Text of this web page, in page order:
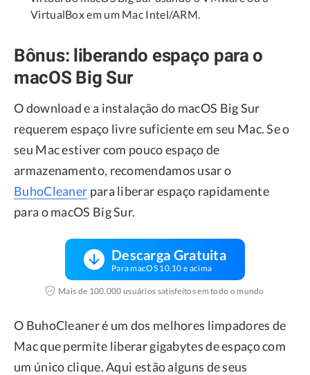
VirtualBox em um Mac Intel/ARM.
Bônus: liberando espaço para o
macOS Big Sur
O download e a instalação do macOS Big Sur
requerem espaço livre suficiente em seu Mac. Se o
seu Mac estiver com pouco espaço de
armazenamento, recomendamos usar o
BuhoCleaner para liberar espaço rapidamente
para o macOS Big Sur.
Descarga Gratuita
Para macOS 10.10 e acima
Mais de 100.000 usuários satisfeitos em todo o mundo
O BuhoCleaner é um dos melhores limpadores de
Mac que permite liberar gigabytes de espaço com
um único clique. Aqui estão alguns de seus